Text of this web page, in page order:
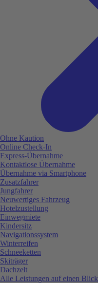
Ohne Kaution
Online Check-In
Express-Übernahme
Kontaktlose Übernahme
Übernahme via Smartphone
Zusatzfahrer
Jungfahrer
Neuwertiges Fahrzeug
Hotelzustellung
Einwegmiete
Kindersitz
Navigationssystem
Winterreifen
Schneeketten
Skiträger
Dachzelt
Alle Leistungen auf einen Blick